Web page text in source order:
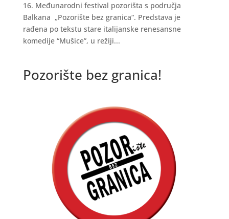
16. Međunarodni festival pozorišta s područja
Balkana „Pozorište bez granica“. Predstava je
rađena po tekstu stare italijanske renesansne
komedije “Mušice”, u režiji...
Pozorište bez granica!